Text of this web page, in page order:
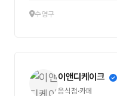
수영구
이앤디케이크
음식점·카페